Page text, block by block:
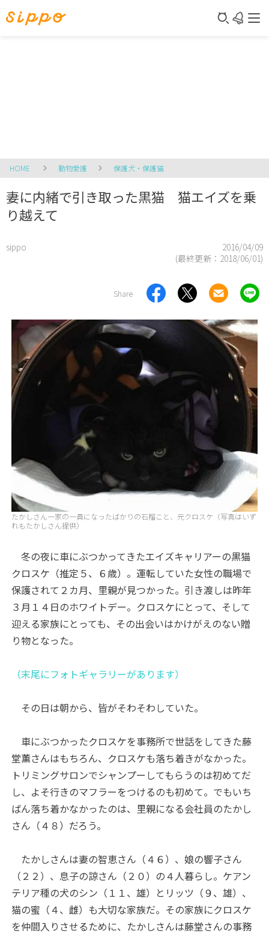
HOME 動物愛護 保護犬・保護猫
妻に内緒で引き取った黒猫 猫エイズを乗
り越えて
sippo
2016/04/09
(最終更新： 2018/06/01)
Share
たかしさん一家の一員になったばかりの石榴こと、元クロスケ（写真はいず
れもたかしさん提供）
冬の夜に車にぶつかってきたエイズキャリアーの黒猫
クロスケ（推定５、６歳）。運転していた女性の職場で
保護されて２カ月、里親が見つかった。引き渡しは昨年
３月１４日のホワイトデー。クロスケにとって、そして
迎える家族にとっても、その出会いはかけがえのない贈
り物となった。
（末尾にフォトギャラリーがあります）
その日は朝から、皆がそわそわしていた。
車にぶつかったクロスケを事務所で世話をしてきた藤
堂薫さんはもちろん、クロスケも落ち着きがなかった。
トリミングサロンでシャンプーしてもらうのは初めてだ
し、よそ行きのマフラーをつけるのも初めて。でもいち
ばん落ち着かなかったのは、里親になる会社員のたかし
さん（４８）だろう。
たかしさんは妻の智恵さん（４６）、娘の響子さん
（２２）、息子の諒さん（２０）の４人暮らし。ケアン
テリア種の犬のシン（１１、雄）とリッツ（９、雄）、
猫の蜜（４、雌）も大切な家族だ。その家族にクロスケ
を仲間入りさせるために、たかしさんは藤堂さんの事務